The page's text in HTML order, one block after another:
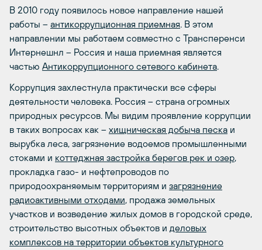
В 2010 году появилось новое направление нашей
работы – антикоррупционная приемная. В этом
направлении мы работаем совместно с Трансперенси
Интернешнл – Россия и наша приемная является
частью Антикоррупционного сетевого кабинета.
Коррупция захлестнула практически все сферы
деятельности человека. Россия – страна огромных
природных ресурсов. Мы видим проявление коррупции
в таких вопросах как – хищническая добыча песка и
вырубка леса, загрязнение водоемов промышленными
стоками и коттеджная застройка берегов рек и озер,
прокладка газо- и нефтепроводов по
природоохраняемым территориям и загрязнение
радиоактивными отходами, продажа земельных
участков и возведение жилых домов в городской среде,
строительство высотных объектов и деловых
комплексов на территории объектов культурного